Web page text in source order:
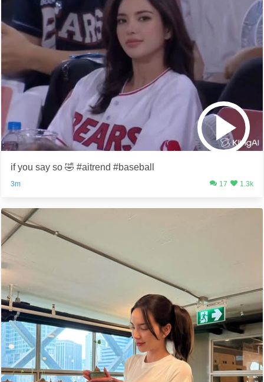
if you say so 🤣 #aitrend #baseball
3m 17 1.3k